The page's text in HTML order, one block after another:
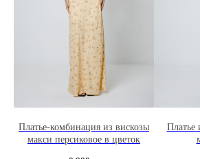
Платье-комбинация из вискозы
макси персиковое в цветок
Платье